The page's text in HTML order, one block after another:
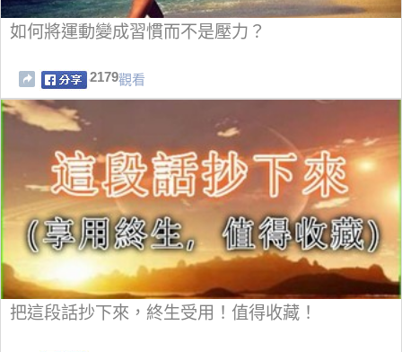
如何將運動變成習慣而不是壓力？
2179觀看
把這段話抄下來，終生受用！值得收藏！